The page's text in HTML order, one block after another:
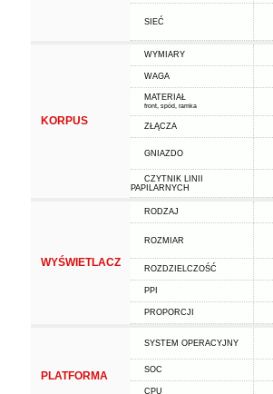
SIEĆ
KORPUS
WYMIARY
WAGA
MATERIAŁ
front, spód, ramka
ZŁĄCZA
GNIAZDO
CZYTNIK LINII
PAPILARNYCH
WYŚWIETLACZ
RODZAJ
ROZMIAR
ROZDZIELCZOŚĆ
PPI
PROPORCJI
PLATFORMA
SYSTEM OPERACYJNY
SOC
CPU